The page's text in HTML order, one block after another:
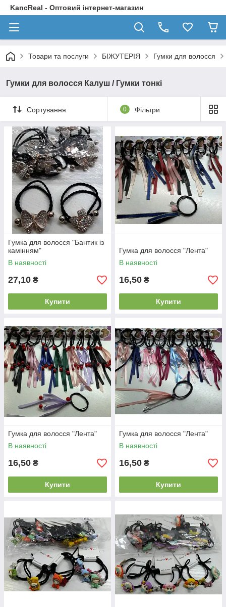
KancReal - Оптовий інтернет-магазин
Товари та послуги БІЖУТЕРІЯ Гумки для волосся
Гумки для волосся Калуш / Гумки тонкі
Сортування 0 Фільтри
Гумка для волосся "Бантик із
камінням"
В наявності
27,10 ₴
Купити
Гумка для волосся "Лента"
В наявності
16,50 ₴
Купити
Гумка для волосся "Лента"
В наявності
16,50 ₴
Купити
Гумка для волосся "Лента"
В наявності
16,50 ₴
Купити